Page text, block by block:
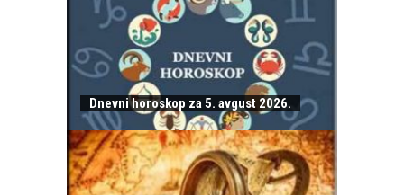
Dnevni horoskop za 5. avgust 2026.